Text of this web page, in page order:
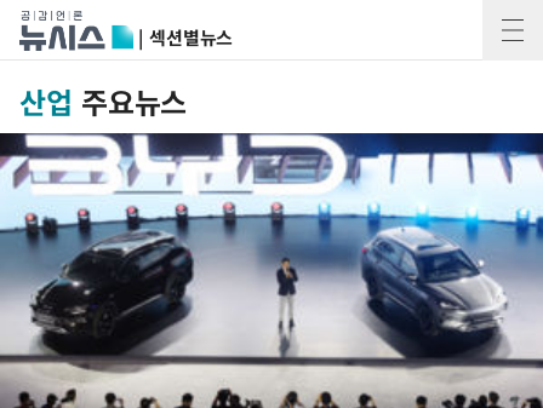
| 섹션별뉴스
산업 주요뉴스